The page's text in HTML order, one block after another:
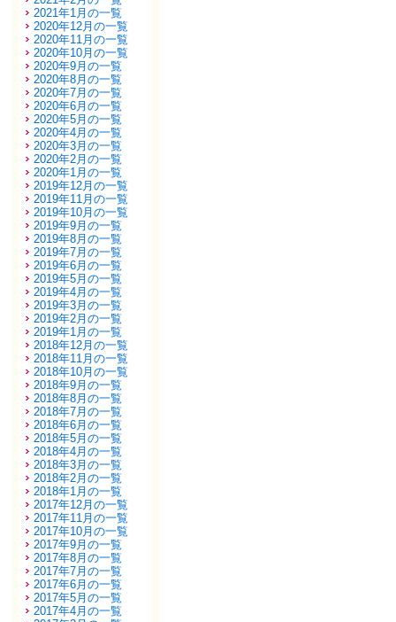
2021年1月の一覧
2020年12月の一覧
2020年11月の一覧
2020年10月の一覧
2020年9月の一覧
2020年8月の一覧
2020年7月の一覧
2020年6月の一覧
2020年5月の一覧
2020年4月の一覧
2020年3月の一覧
2020年2月の一覧
2020年1月の一覧
2019年12月の一覧
2019年11月の一覧
2019年10月の一覧
2019年9月の一覧
2019年8月の一覧
2019年7月の一覧
2019年6月の一覧
2019年5月の一覧
2019年4月の一覧
2019年3月の一覧
2019年2月の一覧
2019年1月の一覧
2018年12月の一覧
2018年11月の一覧
2018年10月の一覧
2018年9月の一覧
2018年8月の一覧
2018年7月の一覧
2018年6月の一覧
2018年5月の一覧
2018年4月の一覧
2018年3月の一覧
2018年2月の一覧
2018年1月の一覧
2017年12月の一覧
2017年11月の一覧
2017年10月の一覧
2017年9月の一覧
2017年8月の一覧
2017年7月の一覧
2017年6月の一覧
2017年5月の一覧
2017年4月の一覧